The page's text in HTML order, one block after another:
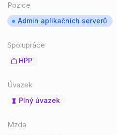
Pozice
Admin aplikačních serverů
Spolupráce
HPP
Úvazek
Plný úvazek
Mzda